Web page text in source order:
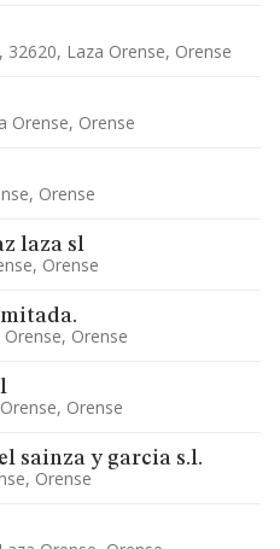
Laza Orense, Orense
Orense, Orense
Orense
laza sl
Orense
Orense
Orense
sainza y garcia s.l.
Orense